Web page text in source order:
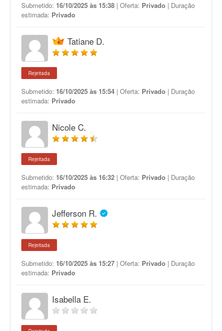
Submetido: 16/10/2025 às 15:38 | Oferta: Privado | Duração
estimada: Privado
Tatiane D.
Rejeitada
Submetido: 16/10/2025 às 15:54 | Oferta: Privado | Duração
estimada: Privado
Nicole C.
Rejeitada
Submetido: 16/10/2025 às 16:32 | Oferta: Privado | Duração
estimada: Privado
Jefferson R.
Rejeitada
Submetido: 16/10/2025 às 15:27 | Oferta: Privado | Duração
estimada: Privado
Isabella E.